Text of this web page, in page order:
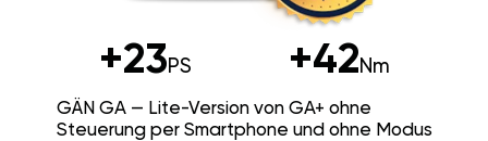
+23PS +42Nm
GÄN GA — Lite-Version von GA+ ohne
Steuerung per Smartphone und ohne Modus